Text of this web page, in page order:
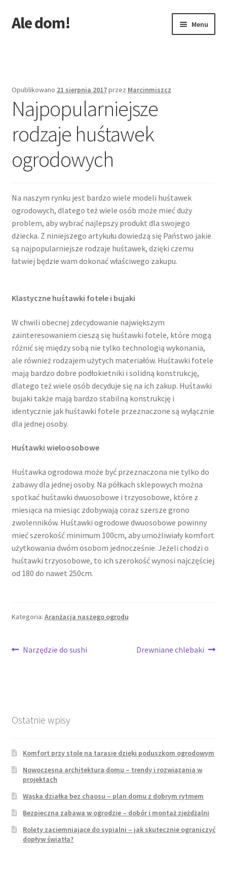
Przejdź
do
Przejdź
do
Ale dom! Menu
Opublikowano 21 sierpnia 2017przez Marcinmiszcz
Najpopularniejsze
rodzaje huśtawek
ogrodowych
Na naszym rynku jest bardzo wiele modeli huśtawek
ogrodowych, dlatego też wiele osób może mieć duży
problem, aby wybrać najlepszy produkt dla swojego
dziecka. Z niniejszego artykułu dowiedzą się Państwo jakie
są najpopularniejsze rodzaje huśtawek, dzięki czemu
łatwiej będzie wam dokonać właściwego zakupu.
Klastyczne huśtawki fotele i bujaki
W chwili obecnej zdecydowanie największym
zainteresowaniem cieszą się huśtawki fotele, które mogą
różnić się między sobą nie tylko technologią wykonania,
ale również rodzajem użytych materiałów. Huśtawki fotele
mają bardzo dobre podłokietniki i solidną konstrukcję,
dlatego też wiele osób decyduje się na ich zakup. Huśtawki
bujaki także mają bardzo stabilną konstrukcję i
identycznie jak huśtawki fotele przeznaczone są wyłącznie
dla jednej osoby.
Huśtawki wieloosobowe
Huśtawka ogrodowa może być przeznaczona nie tylko do
zabawy dla jednej osoby. Na półkach sklepowych można
spotkać huśtawki dwuosobowe i trzyosobowe, które z
miesiąca na miesiąc zdobywają coraz szersze grono
zwolenników. Huśtawki ogrodowe dwuosobowe powinny
mieć szerokość minimum 100cm, aby umożliwiały komfort
użytkowania dwóm osobom jednocześnie. Jeżeli chodzi o
huśtawki trzyosobowe, to ich szerokość wynosi najczęściej
od 180 do nawet 250cm.
Kategoria: Aranżacja naszego ogrodu
Nawigacja
Poprzedni
Narzędzie do sushi
Następny
Drewniane chlebaki
Ostatnie wpisy
Komfort przy stole na tarasie dzięki poduszkom ogrodowym
Nowoczesna architektura domu – trendy i rozwiązania w
projektach
Wąska działka bez chaosu – plan domu z dobrym rytmem
Bezpieczna zabawa w ogrodzie – dobór i montaż zjeżdżalni
Rolety zaciemniające do sypialni – jak skutecznie ograniczyć
dopływ światła?